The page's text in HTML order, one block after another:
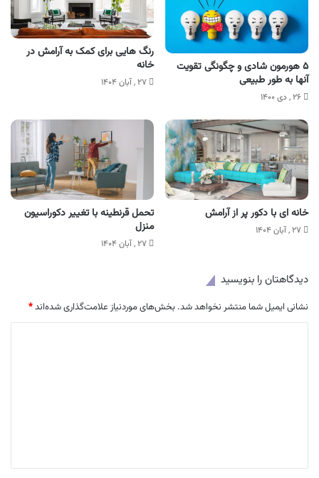
۵ هورمون شادی و چگونگی تقویت
آنها به طور طبیعی
۲۶ , دی ۱۴۰۰
رنگ هایی برای کمک به آرامش در
خانه
۲۷ , آبان ۱۴۰۴
خانه ای با دکور پر از آرامش
۲۷ , آبان ۱۴۰۴
تحمل قرنطینه با تغییر دکوراسیون
منزل
۲۷ , آبان ۱۴۰۴
دیدگاهتان را بنویسید
نشانی ایمیل شما منتشر نخواهد شد. بخش‌های موردنیاز علامت‌گذاری شده‌اند*